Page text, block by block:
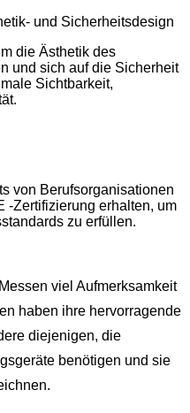
und Sicherheitsdesign
die Ästhetik des
und sich auf die Sicherheit
Sichtbarkeit,
von Berufsorganisationen
-Zertifizierung erhalten, um
zu erfüllen.
viel Aufmerksamkeit
haben ihre hervorragende
diejenigen, die
benötigen und sie